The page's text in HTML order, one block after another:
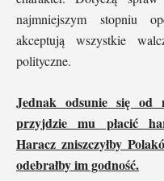
najmniejszym stopniu
akceptują wszystkie
polityczne.
Jednak odsunie się od
przyjdzie mu płacić
Haracz zniszczyłby
odebrałby im godność.